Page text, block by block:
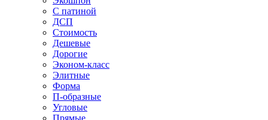
С патиной
ДСП
Стоимость
Дешевые
Дорогие
Эконом-класс
Элитные
Форма
П-образные
Угловые
Прямые